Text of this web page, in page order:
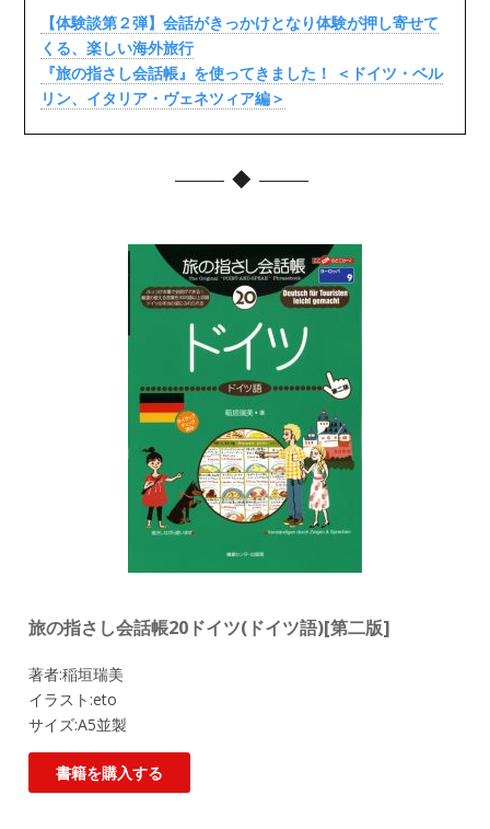
【体験談第２弾】会話がきっかけとなり体験が押し寄せて
くる、楽しい海外旅行
『旅の指さし会話帳』を使ってきました！ ＜ドイツ・ベル
リン、イタリア・ヴェネツィア編＞
旅の指さし会話帳20ドイツ(ドイツ語)[第二版]
著者:稲垣瑞美
イラスト:eto
サイズ:A5並製
書籍を購入する